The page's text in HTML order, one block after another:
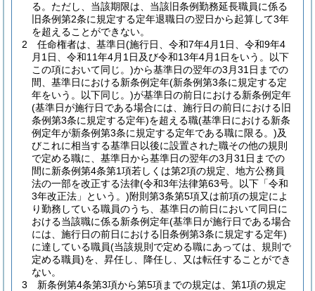
る。 ただし、当該期限は、当該旧条例勤務延長職員に係る
旧条例第2条に規定する定年退職日の翌日から起算して3年
を超えることができない。
2
任命権者は、基準日(施行日、令和7年4月1日、令和9年4
月1日、令和11年4月1日及び令和13年4月1日をいう。以下
この項において同じ。)から基準日の翌年の3月31日までの
間、基準日における新条例定年(新条例第3条に規定する定
年をいう。以下同じ。)が基準日の前日における新条例定年
(基準日が施行日である場合には、施行日の前日における旧
条例第3条に規定する定年)を超える職(基準日における新条
例定年が新条例第3条に規定する定年である職に限る。)及
びこれに相当する基準日以後に設置された職その他の規則
で定める職に、基準日から基準日の翌年の3月31日までの
間に新条例第4条第1項若しくは第2項の規定、地方公務員
法の一部を改正する法律(令和3年法律第63号。以下「令和
3年改正法」という。)附則第3条第5項又は前項の規定によ
り勤務している職員のうち、基準日の前日において同日に
おける当該職に係る新条例定年(基準日が施行日である場合
には、施行日の前日における旧条例第3条に規定する定年)
に達している職員(当該規則で定める職にあっては、規則で
定める職員)を、昇任し、降任し、又は転任することができ
ない。
3
新条例第4条第3項から第5項までの規定は、第1項の規定